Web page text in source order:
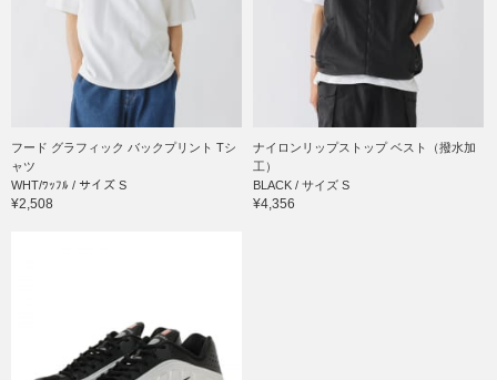
フード グラフィック バックプリント Tシ
ャツ
WHT/ﾜｯﾌﾙ / サイズ S
¥2,508
ナイロンリップストップ ベスト（撥水加
工）
BLACK / サイズ S
¥4,356